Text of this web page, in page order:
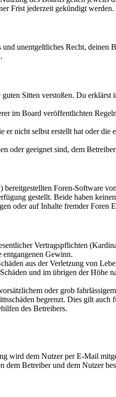
Frist jederzeit gekündigt werden.
unentgeltliches Recht, deinen
Sitten verstoßen. Du erklärst
im Board veröffentlichten
nicht selbst erstellt hat oder die
oder geeignet sind, dem
bereitgestellten Foren-Software
gestellt. Beide haben
oder auf Inhalte fremder Foren
Vertragspflichten
entgangenen Gewinn.
aus der Verletzung von
und im übrigen der Höhe
oder grob
begrenzt. Dies gilt auch
des Betreibers.
wird dem Nutzer per E-Mail
Betreiber und dem Nutzer